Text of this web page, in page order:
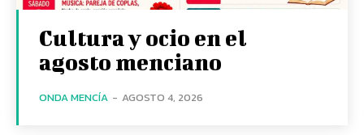
Cultura y ocio en el
agosto menciano
ONDA MENCÍA - AGOSTO 4, 2026